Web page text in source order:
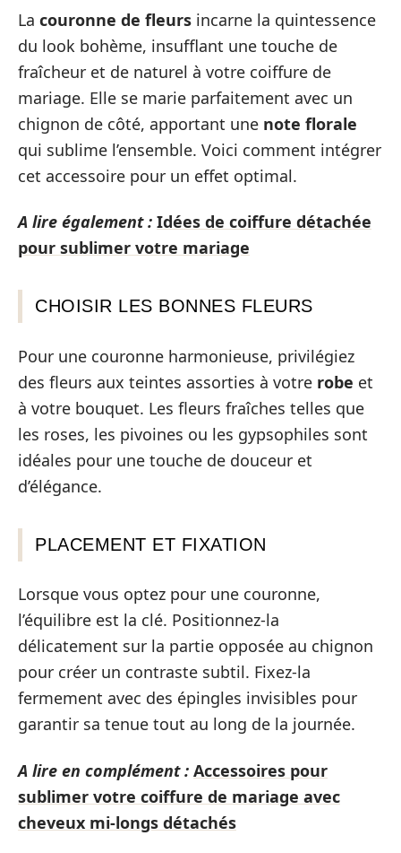
La couronne de fleurs incarne la quintessence
du look bohème, insufflant une touche de
fraîcheur et de naturel à votre coiffure de
mariage. Elle se marie parfaitement avec un
chignon de côté, apportant une note florale
qui sublime l’ensemble. Voici comment intégrer
cet accessoire pour un effet optimal.
A lire également : Idées de coiffure détachée
pour sublimer votre mariage
CHOISIR LES BONNES FLEURS
Pour une couronne harmonieuse, privilégiez
des fleurs aux teintes assorties à votre robe et
à votre bouquet. Les fleurs fraîches telles que
les roses, les pivoines ou les gypsophiles sont
idéales pour une touche de douceur et
d’élégance.
PLACEMENT ET FIXATION
Lorsque vous optez pour une couronne,
l’équilibre est la clé. Positionnez-la
délicatement sur la partie opposée au chignon
pour créer un contraste subtil. Fixez-la
fermement avec des épingles invisibles pour
garantir sa tenue tout au long de la journée.
A lire en complément : Accessoires pour
sublimer votre coiffure de mariage avec
cheveux mi-longs détachés